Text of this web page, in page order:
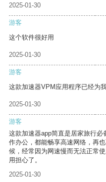
2025-01-30
游客
这个软件很好用
2025-01-30
游客
这款加速器VPM应用程序已经为
2025-01-30
游客
这款加速器app简直是居家旅行
作办公，都能畅享高速网络，再
候，经常因为网速慢而无法正常
用担心了。
2025-01-30